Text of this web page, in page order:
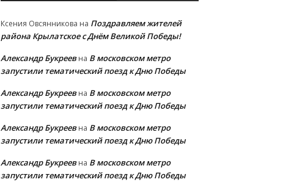
Ксения Овсянникова на Поздравляем жителей
района Крылатское с Днём Великой Победы!
Александр Букреевна В московском метро
запустили тематический поезд к Дню Победы
Александр Букреевна В московском метро
запустили тематический поезд к Дню Победы
Александр Букреевна В московском метро
запустили тематический поезд к Дню Победы
Александр Букреевна В московском метро
запустили тематический поезд к Дню Победы